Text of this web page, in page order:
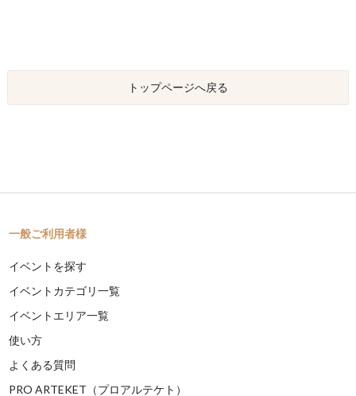
トップページへ戻る
一般ご利用者様
イベントを探す
イベントカテゴリ一覧
イベントエリア一覧
使い方
よくある質問
PRO ARTEKET（プロアルテケト）